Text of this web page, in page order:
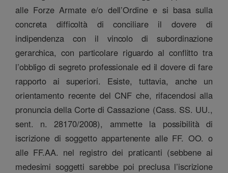
alle Forze Armate e/o dell’Ordine e si basa sulla
concreta difficoltà di conciliare il dovere di
indipendenza con il vincolo di subordinazione
gerarchica, con particolare riguardo al conflitto tra
l’obbligo di segreto professionale ed il dovere di fare
rapporto ai superiori. Esiste, tuttavia, anche un
orientamento recente del CNF che, rifacendosi alla
pronuncia della Corte di Cassazione (Cass. SS. UU.,
sent. n. 28170/2008), ammette la possibilità di
iscrizione di soggetto appartenente alle FF. OO. o
alle FF.AA. nel registro dei praticanti (sebbene ai
medesimi soggetti sarebbe poi preclusa l’iscrizione